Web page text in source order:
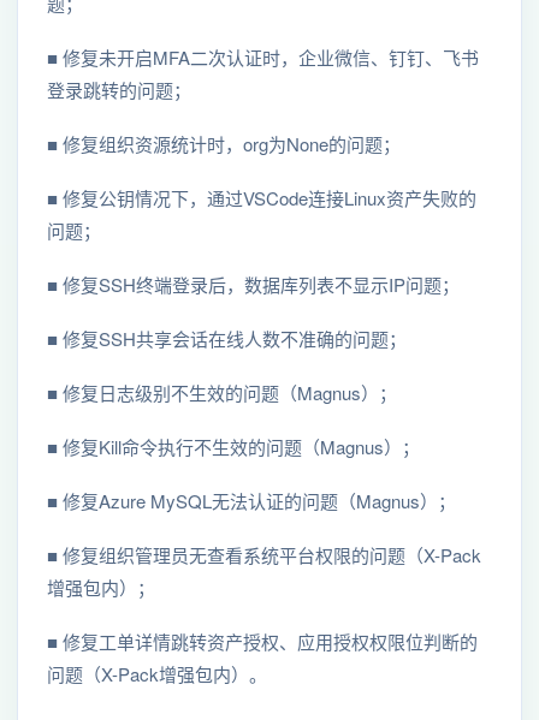
■ 修复未开启MFA⼆次认证时，企业微信、钉钉、飞书
登录跳转的问题；
■ 修复组织资源统计时，org为None的问题；
■ 修复公钥情况下，通过VSCode连接Linux资产失败的
问题；
■ 修复SSH终端登录后，数据库列表不显⽰IP问题；
■ 修复SSH共享会话在线⼈数不准确的问题；
■ 修复⽇志级别不⽣效的问题（Magnus）；
■ 修复Kill命令执⾏不⽣效的问题（Magnus）；
■ 修复Azure MySQL⽆法认证的问题（Magnus）；
■ 修复组织管理员⽆查看系统平台权限的问题（X-Pack
增强包内）；
■ 修复⼯单详情跳转资产授权、应⽤授权权限位判断的
问题（X-Pack增强包内）。